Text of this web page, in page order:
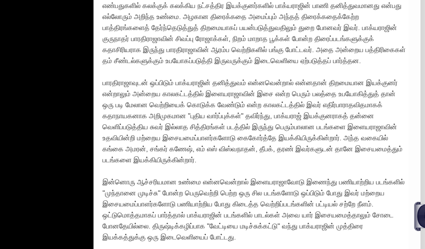
எண்பதுகளில் கலக்குக் கலக்கிய நட்சத்திர இயக்குனர்களில் பாக்யராஜின் பாணி தனித்துவமானது என்பது
எல்லோரும் அறிந்த உண்மை. அழகான திரைக்கதை அமைப்பும் அந்தத் திரைக்கதைக்கேற்ற
பாத்திரங்களைத் தேர்ந்தெடுத்துத் திறமையாகப் பயன்படுத்துவதிலும் துறை போனவர் இவர். பாக்யராஜின்
குருநாதர் பாரதிராஜாவின் சிவப்பு ரோஜாக்கள், நிறம் மாறாத பூக்கள் போன்ற திரைப்படங்களுக்குக்
கதாசிரியராக இருந்து பாரதிராஜாவின் ஆரம்ப வெற்றிகளில் பங்கு போட்டவர். அதை அன்றைய பத்திரிகைகள்
தம் சீண்டல்களுக்கும் உபயோகப்படுத்தி இருவருக்கும் இடைவெளியை ஏற்படுத்தப் பார்த்தன.
பாரதிராஜாவுடன் ஒப்பிடும் பாக்யராஜின் தனித்துவம் என்னவென்றால் என்னதான் திறமையான இயக்குனர்
என்றாலும் அன்றைய காலகட்டத்தில் இளையராஜாவின் இசை என்ற பெரும் பலத்தை உபயோகித்துத் தான்
ஒரு படி மேலான வெற்றியைக் கொடுக்க வேண்டும் என்ற காலகட்டத்தில் இவர் எதிர்பாராதவிதமாகக்
கதாநாயகனாக அறிமுகமான "புதிய வார்ப்புக்கள்" தவிர்ந்து, பாக்யராஜ் இயக்குனராகத் தன்னை
வெளிப்படுத்திய சுவர் இல்லாத சித்திரங்கள் படத்தில் இருந்து பெரும்பாலான படங்களை இளையராஜாவின்
உதவியின்றி மற்றைய இசையமைப்பாளர்களோடு கைகோர்த்தே இயக்கியிருக்கின்றார். அந்த வகையில்
கங்கை அமரன், சங்கர் கணேஷ், எம் எஸ் விஸ்வநாதன், தீபக், தரண் இவர்களுடன் தானே இசையமைத்தும்
படங்களை இயக்கியிருக்கின்றார்.
இன்னொரு ஆச்சரியமான உண்மை என்னவென்றால் இளையராஜாவோடு இணைந்து பணியாற்றிய படங்களில்
"முந்தானை முடிச்சு" போன்ற பெருவெற்றி பெற்ற ஒரு சில படங்களோடு ஒப்பிடும் போது இவர் மற்றைய
இசையமைப்பாளர்களோடு பணியாற்றிய போது கிடைத்த வெற்றிப்படங்களின் பட்டியல் சற்றே நீளம்.
ஒட்டுமொத்தமாகப் பார்த்தால் பாக்யராஜின் படங்களில் பாடல்கள் அவை யார் இசையமைத்தாலும் சோடை
போனதேயில்லை. திருஷ்டிக்கழிப்பாக "வேட்டியை மடிச்சுக்கட்டு" வந்து பாக்யராஜின் முத்திரை
இயக்கத்துக்கு ஒரு இடைவெளியைப் போட்டது.